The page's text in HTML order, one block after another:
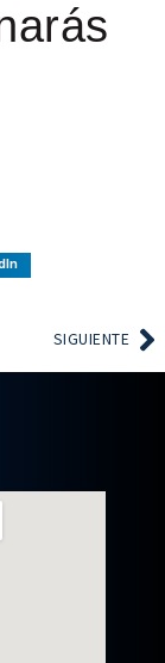
SIGUIENTE